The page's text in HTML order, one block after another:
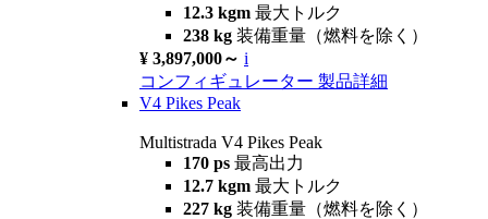
12.3 kgm 最大トルク
238 kg 装備重量（燃料を除く）
¥ 3,897,000～ i
コンフィギュレーター 製品詳細
V4 Pikes Peak
Multistrada V4 Pikes Peak
170 ps 最高出力
12.7 kgm 最大トルク
227 kg 装備重量（燃料を除く）